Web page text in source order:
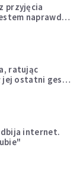
przyjęcia
naprawdę
ratując
jej ostatni gest
internet.